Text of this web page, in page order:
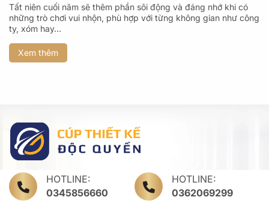
Tất niên cuối năm sẽ thêm phần sôi động và đáng nhớ khi có
những trò chơi vui nhộn, phù hợp với từng không gian như công
ty, xóm hay...
Xem thêm
HOTLINE:
0345856660
HOTLINE:
0362069299